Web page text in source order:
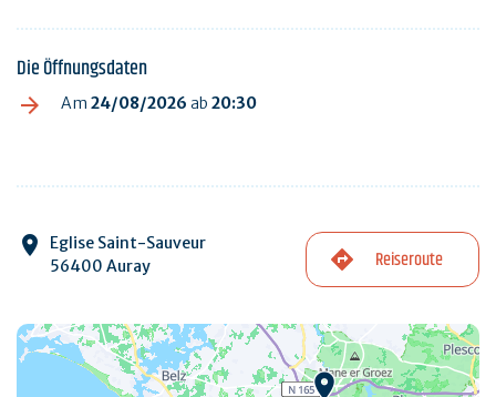
Die Öffnungsdaten
Am 24/08/2026 ab 20:30
Eglise Saint-Sauveur
56400 Auray
Reiseroute